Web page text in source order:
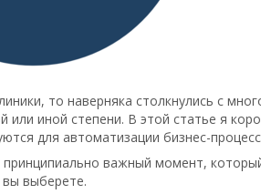
то наверняка столкнулись с
иной степени. В этой статье я
для автоматизации бизнес-
важный момент,
выберете.